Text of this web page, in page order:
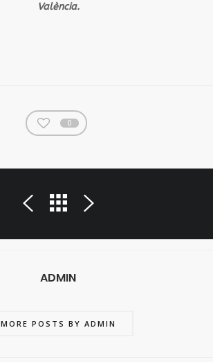
València.
0
ADMIN
MORE POSTS BY ADMIN